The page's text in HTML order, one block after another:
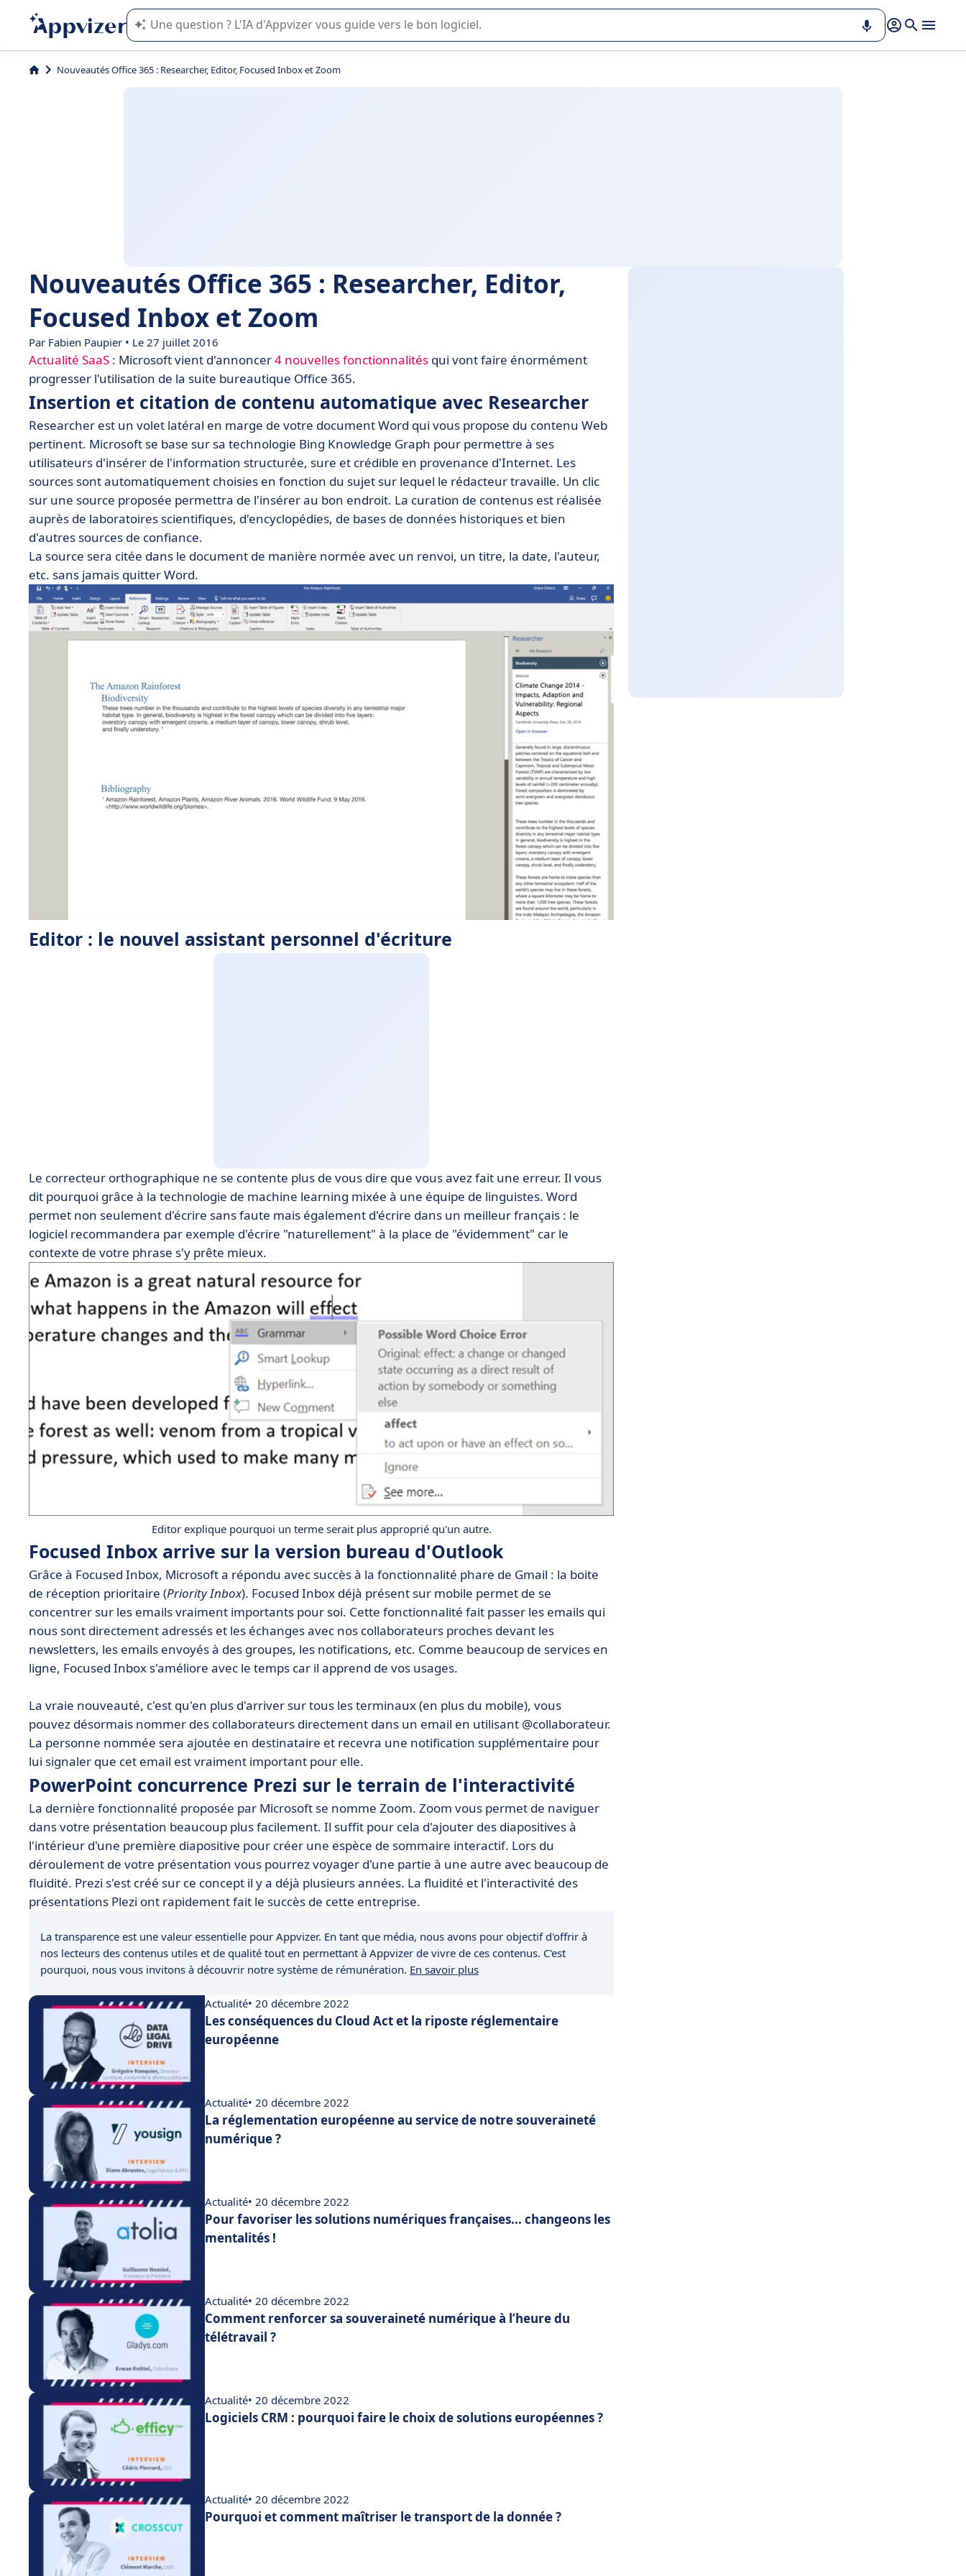
L'IA de Appvizer vous guide dans l'utilisation ou la sélection de logiciel SaaS en entreprise.
Nouveautés Office 365 : Researcher, Editor, Focused Inbox et Zoom
Nouveautés Office 365 : Researcher, Editor,
Focused Inbox et Zoom
Par Fabien Paupier • Le 27 juillet 2016
Actualité SaaS : Microsoft vient d'annoncer4 nouvelles fonctionnalités qui vont faire énormément
progresser l'utilisation de la suite bureautique Office 365.
Insertion et citation de contenu automatique avec Researcher
Researcher est un volet latéral en marge de votre document Word qui vous propose du contenu Web
pertinent. Microsoft se base sur sa technologie Bing Knowledge Graph pour permettre à ses
utilisateurs d'insérer de l'information structurée, sure et crédible en provenance d'Internet. Les
sources sont automatiquement choisies en fonction du sujet sur lequel le rédacteur travaille. Un clic
sur une source proposée permettra de l'insérer au bon endroit. La curation de contenus est réalisée
auprès de laboratoires scientifiques, d'encyclopédies, de bases de données historiques et bien
d'autres sources de confiance.
La source sera citée dans le document de manière normée avec un renvoi, un titre, la date, l'auteur,
etc. sans jamais quitter Word.
Editor : le nouvel assistant personnel d'écriture
Le correcteur orthographique ne se contente plus de vous dire que vous avez fait une erreur. Il vous
dit pourquoi grâce à la technologie de machine learning mixée à une équipe de linguistes. Word
permet non seulement d'écrire sans faute mais également d'écrire dans un meilleur français : le
logiciel recommandera par exemple d'écrire "naturellement" à la place de "évidemment" car le
contexte de votre phrase s'y prête mieux.
Editor explique pourquoi un terme serait plus approprié qu'un autre.
Focused Inbox arrive sur la version bureau d'Outlook
Grâce à Focused Inbox, Microsoft a répondu avec succès à la fonctionnalité phare de Gmail : la boite
de réception prioritaire (Priority Inbox). Focused Inbox déjà présent sur mobile permet de se
concentrer sur les emails vraiment importants pour soi. Cette fonctionnalité fait passer les emails qui
nous sont directement adressés et les échanges avec nos collaborateurs proches devant les
newsletters, les emails envoyés à des groupes, les notifications, etc. Comme beaucoup de services en
ligne, Focused Inbox s'améliore avec le temps car il apprend de vos usages.
La vraie nouveauté, c'est qu'en plus d'arriver sur tous les terminaux (en plus du mobile), vous
pouvez désormais nommer des collaborateurs directement dans un email en utilisant @collaborateur.
La personne nommée sera ajoutée en destinataire et recevra une notification supplémentaire pour
lui signaler que cet email est vraiment important pour elle.
PowerPoint concurrence Prezi sur le terrain de l'interactivité
La dernière fonctionnalité proposée par Microsoft se nomme Zoom. Zoom vous permet de naviguer
dans votre présentation beaucoup plus facilement. Il suffit pour cela d'ajouter des diapositives à
l'intérieur d'une première diapositive pour créer une espèce de sommaire interactif. Lors du
déroulement de votre présentation vous pourrez voyager d'une partie à une autre avec beaucoup de
fluidité. Prezi s'est créé sur ce concept il y a déjà plusieurs années. La fluidité et l'interactivité des
présentations Plezi ont rapidement fait le succès de cette entreprise.
La transparence est une valeur essentielle pour Appvizer. En tant que média, nous avons pour objectif d'offrir à
nos lecteurs des contenus utiles et de qualité tout en permettant à Appvizer de vivre de ces contenus. C'est
pourquoi, nous vous invitons à découvrir notre système de rémunération. En savoir plus
Actualité• 20 décembre 2022
Les conséquences du Cloud Act et la riposte réglementaire
européenne
Actualité• 20 décembre 2022
La réglementation européenne au service de notre souveraineté
numérique ?
Actualité• 20 décembre 2022
Pour favoriser les solutions numériques françaises... changeons les
mentalités !
Actualité• 20 décembre 2022
Comment renforcer sa souveraineté numérique à l’heure du
télétravail ?
Actualité• 20 décembre 2022
Logiciels CRM : pourquoi faire le choix de solutions européennes ?
Actualité• 20 décembre 2022
Pourquoi et comment maîtriser le transport de la donnée ?